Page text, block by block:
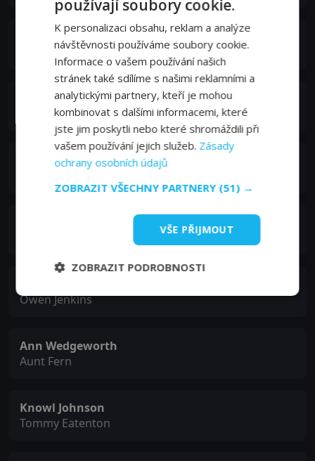
Tom Skerritt
Drum Eatenton
Sam Shepard
Spud Jones
Dylan McDermott
Owen Jenkins
Ann Wedgeworth
Aunt Fern
Knowl Johnson
Tommy Eatenton
používají soubory cookie.
K personalizaci obsahu, reklam a analýze
návštěvnosti používáme soubory cookie.
Informace o vašem používání našich
stránek také sdílíme s našimi reklamními a
analytickými partnery, kteří je mohou
kombinovat s dalšími informacemi, které
jste jim poskytli nebo které shromáždili při
vašem používání jejich služeb. Zásady
ochrany osobních údajů
ZOBRAZIT VŠECHNY PARTNERY (51) →
VŠE PŘIJMOUT
ZOBRAZIT PODROBNOSTI